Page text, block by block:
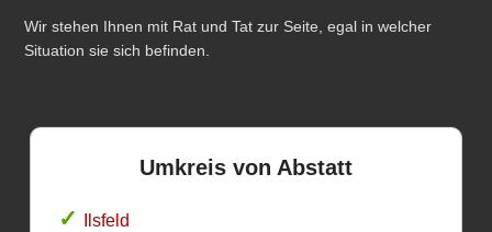
Wir stehen Ihnen mit Rat und Tat zur Seite, egal in welcher
Situation sie sich befinden.
Umkreis von Abstatt
Ilsfeld